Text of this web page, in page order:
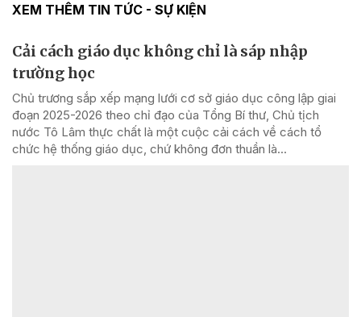
XEM THÊM TIN TỨC - SỰ KIỆN
Cải cách giáo dục không chỉ là sáp nhập
trường học
Chủ trương sắp xếp mạng lưới cơ sở giáo dục công lập giai
đoạn 2025-2026 theo chỉ đạo của Tổng Bí thư, Chủ tịch
nước Tô Lâm thực chất là một cuộc cải cách về cách tổ
chức hệ thống giáo dục, chứ không đơn thuần là...